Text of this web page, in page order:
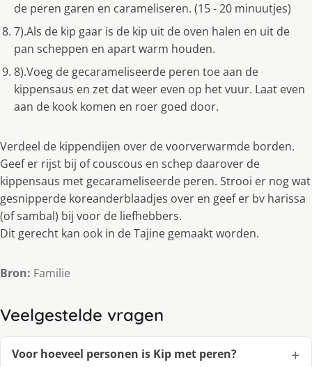
de peren garen en carameliseren. (15 - 20 minuutjes)
7).Als de kip gaar is de kip uit de oven halen en uit de
pan scheppen en apart warm houden.
8).Voeg de gecarameliseerde peren toe aan de
kippensaus en zet dat weer even op het vuur. Laat even
aan de kook komen en roer goed door.
Verdeel de kippendijen over de voorverwarmde borden.
Geef er rijst bij of couscous en schep daarover de
kippensaus met gecarameliseerde peren. Strooi er nog wat
gesnipperde koreanderblaadjes over en geef er bv harissa
(of sambal) bij voor de liefhebbers.
Dit gerecht kan ook in de Tajine gemaakt worden.
Bron: Familie
Veelgestelde vragen
Voor hoeveel personen is Kip met peren?